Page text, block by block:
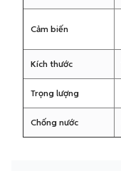
Cảm biến
Kích thước
Trọng lượng
Chống nước